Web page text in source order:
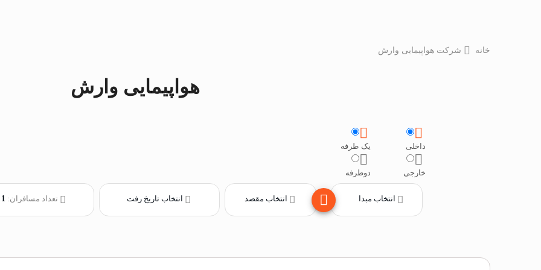
خانه شرکت هواپیمایی وارش
هواپیمایی وارش
داخلی
خارجی
یک طرفه
دوطرفه
انتخاب مبدا انتخاب مقصد تعداد مسافران:1